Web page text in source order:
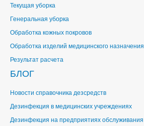
Текущая уборка
Генеральная уборка
Обработка кожных покровов
Обработка изделий медицинского назначения
Результат расчета
БЛОГ
Новости справочника дезсредств
Дезинфекция в медицинских учреждениях
Дезинфекция на предприятиях обслуживания